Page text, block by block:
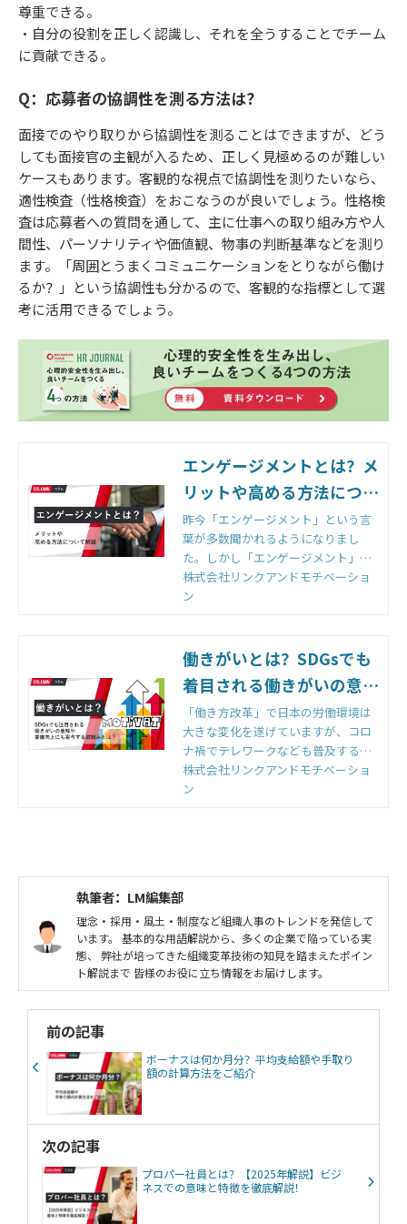
尊重できる。
・自分の役割を正しく認識し、それを全うすることでチーム
に貢献できる。
Q：応募者の協調性を測る方法は？
面接でのやり取りから協調性を測ることはできますが、どう
しても面接官の主観が入るため、正しく見極めるのが難しい
ケースもあります。客観的な視点で協調性を測りたいなら、
適性検査（性格検査）をおこなうのが良いでしょう。性格検
査は応募者への質問を通して、主に仕事への取り組み方や人
間性、パーソナリティや価値観、物事の判断基準などを測り
ます。「周囲とうまくコミュニケーションをとりながら働け
るか？」という協調性も分かるので、客観的な指標として選
考に活用できるでしょう。
エンゲージメントとは？メ
リットや高める方法につい
て解説｜組織改善ならモチ
ベーションクラウド | 株式
会社リンクアンドモチベー
ション
昨今「エンゲージメント」という言
葉が多数聞かれるようになりまし
た。しかし「エンゲージメント」と
一言で言っても、その意味は広義に
渡ります。何故、今のこの時代に
株式会社リンクアンドモチベーショ
ン
働きがいとは？SDGsでも
着目される働きがいの意味
や業績向上にも寄与する取
組みとは？｜組織改善なら
モチベーションクラウド |
株式会社リンクアンドモチ
「働き方改革」で日本の労働環境は
大きな変化を遂げていますが、コロ
ナ禍でテレワークなども普及する
中、時間に縛られる働き方から成果
ややりがいを基準とした働き方に切
株式会社リンクアンドモチベーショ
ン
執筆者：LM編集部
理念・採用・風土・制度など組織人事のトレンドを発信して
います。 基本的な用語解説から、多くの企業で陥っている実
態、 弊社が培ってきた組織変革技術の知見を踏まえたポイン
ト解説まで 皆様のお役に立ち情報をお届けします。
前の記事
ボーナスは何か月分？平均支給額や手取り
額の計算方法をご紹介
次の記事
プロパー社員とは？【2025年解説】ビジ
ネスでの意味と特徴を徹底解説！